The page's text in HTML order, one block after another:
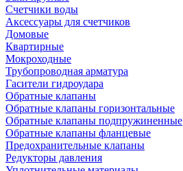
Счетчики воды
Аксессуары для счетчиков
Домовые
Квартирные
Мокроходные
Трубопроводная арматура
Гасители гидроудара
Обратные клапаны
Обратные клапаны горизонтальные
Обратные клапаны подпружиненные
Обратные клапаны фланцевые
Предохранительные клапаны
Редукторы давления